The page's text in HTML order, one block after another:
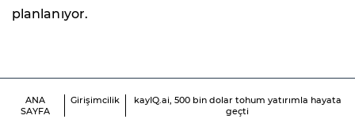
planlanıyor.
ANA
SAYFA
Girişimcilik
kayIQ.ai, 500 bin dolar tohum yatırımla hayata
geçti